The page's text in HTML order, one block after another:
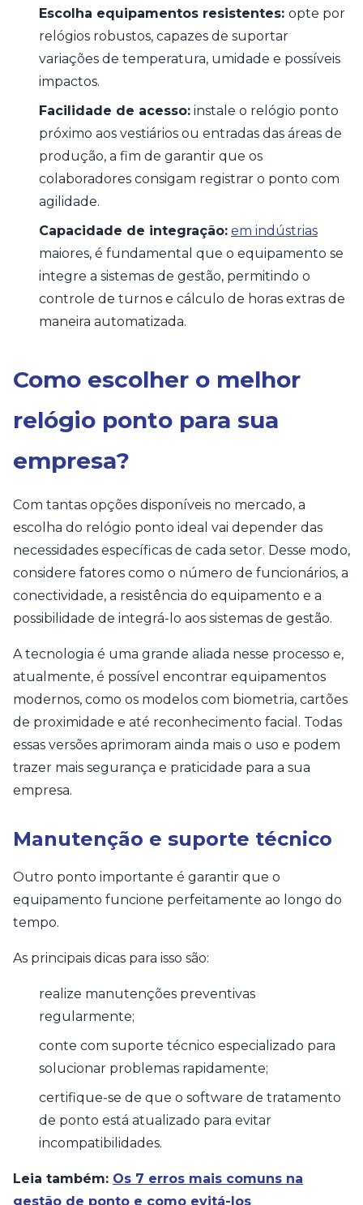
Escolha equipamentos resistentes: opte por
relógios robustos, capazes de suportar
variações de temperatura, umidade e possíveis
impactos.
Facilidade de acesso: instale o relógio ponto
próximo aos vestiários ou entradas das áreas de
produção, a fim de garantir que os
colaboradores consigam registrar o ponto com
agilidade.
Capacidade de integração: em indústrias
maiores, é fundamental que o equipamento se
integre a sistemas de gestão, permitindo o
controle de turnos e cálculo de horas extras de
maneira automatizada.
Como escolher o melhor
relógio ponto para sua
empresa?
Com tantas opções disponíveis no mercado, a
escolha do relógio ponto ideal vai depender das
necessidades específicas de cada setor. Desse modo,
considere fatores como o número de funcionários, a
conectividade, a resistência do equipamento e a
possibilidade de integrá-lo aos sistemas de gestão.
A tecnologia é uma grande aliada nesse processo e,
atualmente, é possível encontrar equipamentos
modernos, como os modelos com biometria, cartões
de proximidade e até reconhecimento facial. Todas
essas versões aprimoram ainda mais o uso e podem
trazer mais segurança e praticidade para a sua
empresa.
Manutenção e suporte técnico
Outro ponto importante é garantir que o
equipamento funcione perfeitamente ao longo do
tempo.
As principais dicas para isso são:
realize manutenções preventivas
regularmente;
conte com suporte técnico especializado para
solucionar problemas rapidamente;
certifique-se de que o software de tratamento
de ponto está atualizado para evitar
incompatibilidades.
Leia também: Os 7 erros mais comuns na
gestão de ponto e como evitá-los